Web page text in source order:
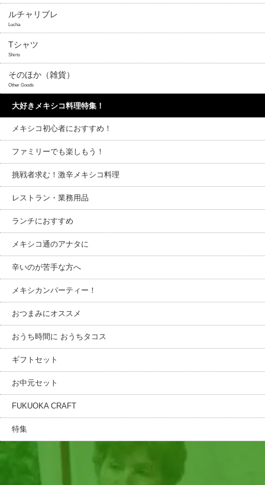
ルチャリブレ
Lucha
Tシャツ
Shirts
そのほか（雑貨）
Other Goods
大好きメキシコ料理特集！
メキシコ初心者におすすめ！
ファミリーでも楽しもう！
挑戦者求む！激辛メキシコ料理
レストラン・業務用品
ランチにおすすめ
メキシコ通のアナタに
辛いのが苦手な方へ
メキシカンパーティー！
おつまみにオススメ
おうち時間に おうちタコス
ギフトセット
お中元セット
FUKUOKA CRAFT
特集